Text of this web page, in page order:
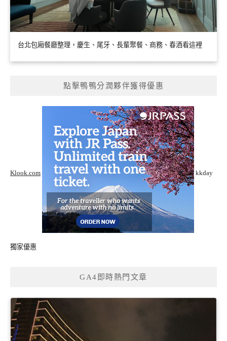
台北包廂餐廳整理，慶生、尾牙、長輩聚餐、商務、春酒看這裡
點擊鴨鴨分潤夥伴獲得優惠
Klook.com kkday
獨家優惠
GA4即時熱門文章